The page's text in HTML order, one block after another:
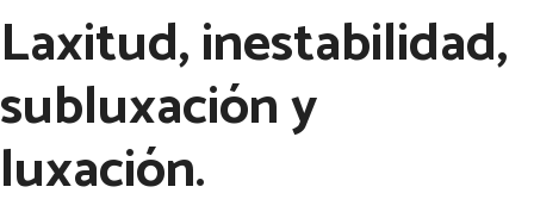
Laxitud, inestabilidad,
subluxación y
luxación.